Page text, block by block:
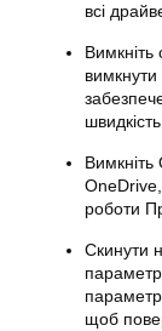
всі
Вимкніть
роботи
Скинути
щоб